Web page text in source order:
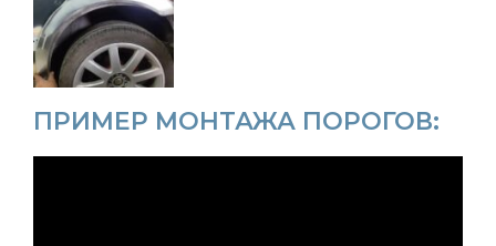
ПРИМЕР МОНТАЖА ПОРОГОВ: